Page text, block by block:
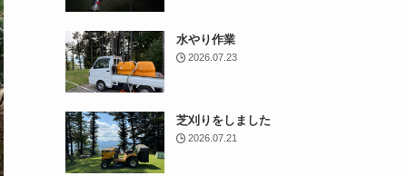
水やり作業
2026.07.23
芝刈りをしました
2026.07.21